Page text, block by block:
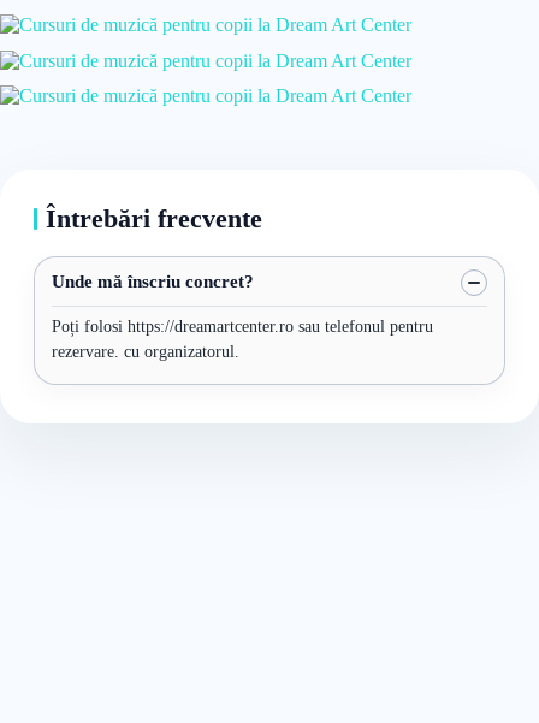
Întrebări frecvente
Unde mă înscriu concret?
Poți folosi https://dreamartcenter.ro sau telefonul pentru
rezervare. cu organizatorul.